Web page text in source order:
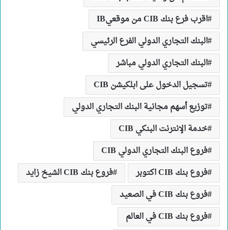
اقرب فرع بنك CIB من موقعيIB
البنك التجاري الدولي الفرع الرئيسي
البنك التجاري الدولي مباشر
تسجيل الدخول على ابلكيشن CIB
توزيع أسهم مجانية البنك التجاري الدولي
خدمة الإنترنت البنكي CIB
فروع البنك التجاري الدولي CIB
فروع بنك CIB اكتوبر
فروع بنك CIB الشيخ زايد
فروع بنك CIB في الصعيد
فروع بنك CIB في العالم